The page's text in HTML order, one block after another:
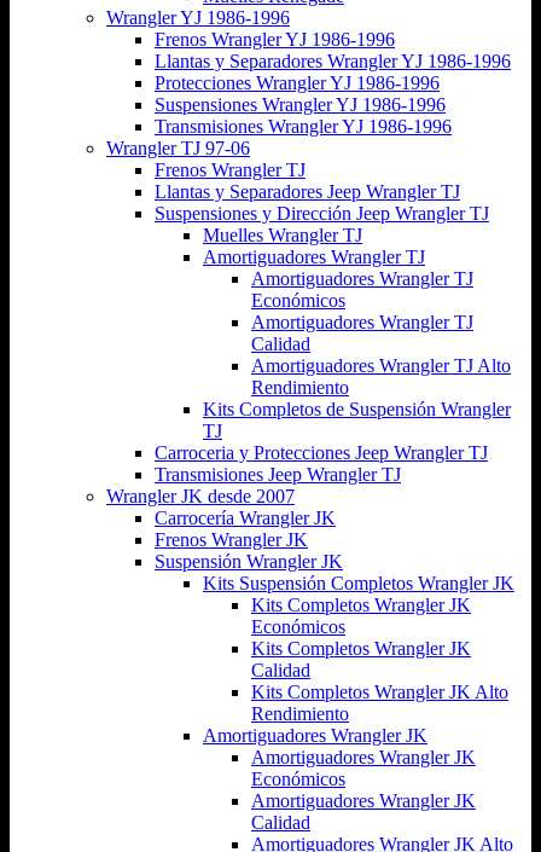
Wrangler YJ 1986-1996
Frenos Wrangler YJ 1986-1996
Llantas y Separadores Wrangler YJ 1986-1996
Protecciones Wrangler YJ 1986-1996
Suspensiones Wrangler YJ 1986-1996
Transmisiones Wrangler YJ 1986-1996
Wrangler TJ 97-06
Frenos Wrangler TJ
Llantas y Separadores Jeep Wrangler TJ
Suspensiones y Dirección Jeep Wrangler TJ
Muelles Wrangler TJ
Amortiguadores Wrangler TJ
Amortiguadores Wrangler TJ
Económicos
Amortiguadores Wrangler TJ
Calidad
Amortiguadores Wrangler TJ Alto
Rendimiento
Kits Completos de Suspensión Wrangler
TJ
Carroceria y Protecciones Jeep Wrangler TJ
Transmisiones Jeep Wrangler TJ
Wrangler JK desde 2007
Carrocería Wrangler JK
Frenos Wrangler JK
Suspensión Wrangler JK
Kits Suspensión Completos Wrangler JK
Kits Completos Wrangler JK
Económicos
Kits Completos Wrangler JK
Calidad
Kits Completos Wrangler JK Alto
Rendimiento
Amortiguadores Wrangler JK
Amortiguadores Wrangler JK
Económicos
Amortiguadores Wrangler JK
Calidad
Amortiguadores Wrangler JK Alto